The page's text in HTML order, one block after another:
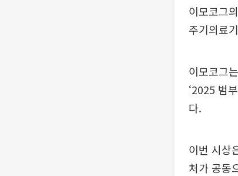
이모코그
주기의료
이모코그
‘2025 범
다.
이번 시상
처가 공동